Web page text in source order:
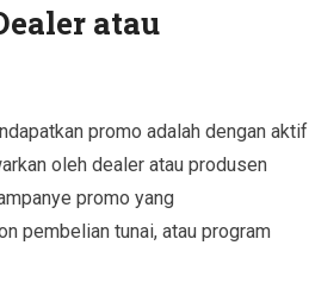
atau
promo adalah dengan aktif
oleh dealer atau produsen
promo yang
pembelian tunai, atau program